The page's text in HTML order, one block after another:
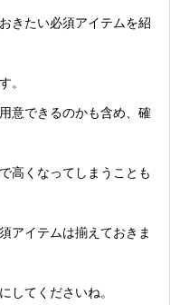
きたい必須アイテムを紹
。
意できるのかも含め、確
高くなってしまうことも
アイテムは揃えておきま
してくださいね。